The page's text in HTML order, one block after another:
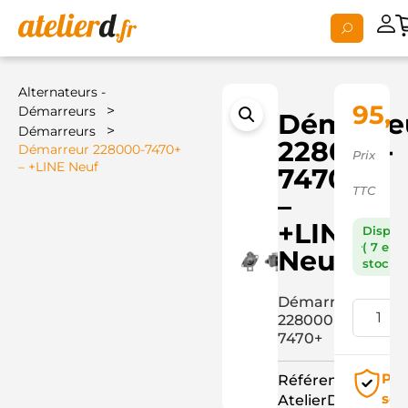
Alternateurs -
Démarreurs
>
Démarreurs >
Démarreur 228000-7470+
– +LINE Neuf
228000-
7470+
–
+LINE
Neuf
Démarreur
228000-
7470+
Référence
AtelierD
Prix
TTC
( 7 en
stock )